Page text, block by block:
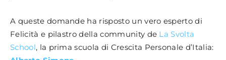
A queste domande ha risposto un vero esperto di
Felicità e pilastro della community de La Svolta
School, la prima scuola di Crescita Personale d’Italia: